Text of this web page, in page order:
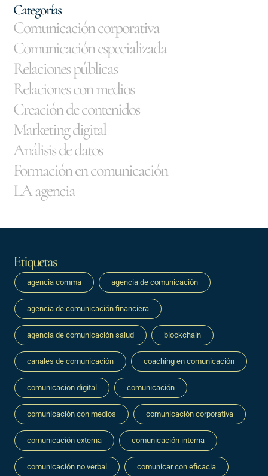
Categorías
Comunicación corporativa
Comunicación especializada
Relaciones públicas
Relaciones con medios
Creación de contenidos
Marketing digital
Análisis de datos
Formación en comunicación
LA agencia
Etiquetas
agencia comma agencia de comunicación
agencia de comunicación financiera
agencia de comunicación salud blockchain
canales de comunicación coaching en comunicación
comunicacion digital comunicación
comunicación con medios comunicación corporativa
comunicación externa comunicación interna
comunicación no verbal comunicar con eficacia